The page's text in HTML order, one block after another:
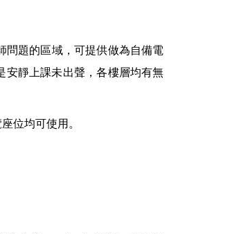
問題的區域，可提供做為自備電
安靜上課未出聲，各樓層均有無
位均可使用。